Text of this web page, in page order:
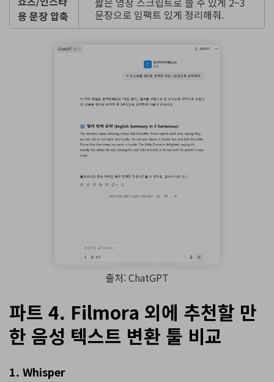
용 문장 압축
문장으로 임팩트 있게 정리해줘.
출처: ChatGPT
파트 4. Filmora 외에 추천할 만
한 음성 텍스트 변환 툴 비교
1. Whisper